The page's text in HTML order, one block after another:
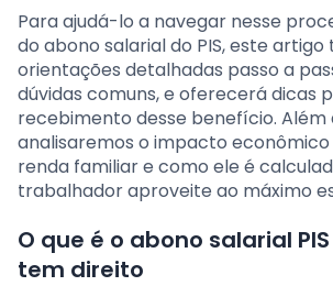
Para ajudá-lo a navegar nesse
do abono salarial do PIS, este
orientações detalhadas passo a
dúvidas comuns, e oferecerá dicas
recebimento desse benefício. Além
analisaremos o impacto
renda familiar e como ele é
trabalhador aproveite ao máximo
O que é o abono salarial
tem direito